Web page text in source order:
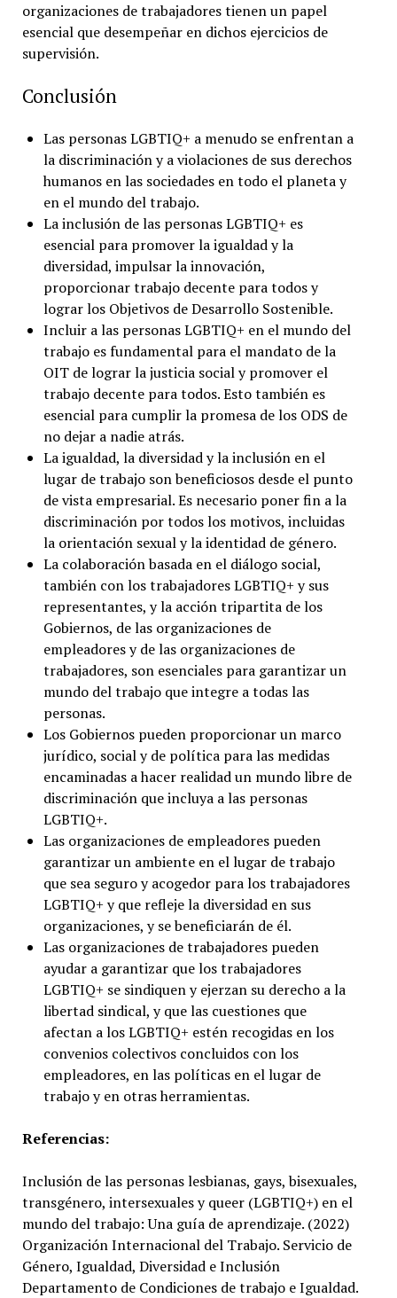
organizaciones de trabajadores tienen un papel
esencial que desempeñar en dichos ejercicios de
supervisión.
Conclusión
Las personas LGBTIQ+ a menudo se enfrentan a
la discriminación y a violaciones de sus derechos
humanos en las sociedades en todo el planeta y
en el mundo del trabajo.
La inclusión de las personas LGBTIQ+ es
esencial para promover la igualdad y la
diversidad, impulsar la innovación,
proporcionar trabajo decente para todos y
lograr los Objetivos de Desarrollo Sostenible.
Incluir a las personas LGBTIQ+ en el mundo del
trabajo es fundamental para el mandato de la
OIT de lograr la justicia social y promover el
trabajo decente para todos. Esto también es
esencial para cumplir la promesa de los ODS de
no dejar a nadie atrás.
La igualdad, la diversidad y la inclusión en el
lugar de trabajo son beneficiosos desde el punto
de vista empresarial. Es necesario poner fin a la
discriminación por todos los motivos, incluidas
la orientación sexual y la identidad de género.
La colaboración basada en el diálogo social,
también con los trabajadores LGBTIQ+ y sus
representantes, y la acción tripartita de los
Gobiernos, de las organizaciones de
empleadores y de las organizaciones de
trabajadores, son esenciales para garantizar un
mundo del trabajo que integre a todas las
personas.
Los Gobiernos pueden proporcionar un marco
jurídico, social y de política para las medidas
encaminadas a hacer realidad un mundo libre de
discriminación que incluya a las personas
LGBTIQ+.
Las organizaciones de empleadores pueden
garantizar un ambiente en el lugar de trabajo
que sea seguro y acogedor para los trabajadores
LGBTIQ+ y que refleje la diversidad en sus
organizaciones, y se beneficiarán de él.
Las organizaciones de trabajadores pueden
ayudar a garantizar que los trabajadores
LGBTIQ+ se sindiquen y ejerzan su derecho a la
libertad sindical, y que las cuestiones que
afectan a los LGBTIQ+ estén recogidas en los
convenios colectivos concluidos con los
empleadores, en las políticas en el lugar de
trabajo y en otras herramientas.
Referencias:
Inclusión de las personas lesbianas, gays, bisexuales,
transgénero, intersexuales y queer (LGBTIQ+) en el
mundo del trabajo: Una guía de aprendizaje. (2022)
Organización Internacional del Trabajo. Servicio de
Género, Igualdad, Diversidad e Inclusión
Departamento de Condiciones de trabajo e Igualdad.